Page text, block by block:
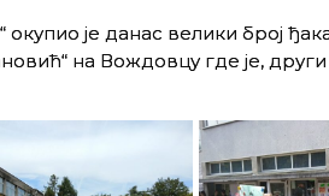
је данас велики број
на Вождовцу где је,